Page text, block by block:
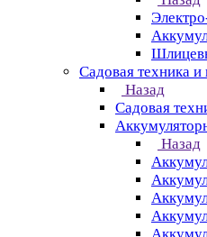
Cадовая техника
Назад
Cадовая
Назад